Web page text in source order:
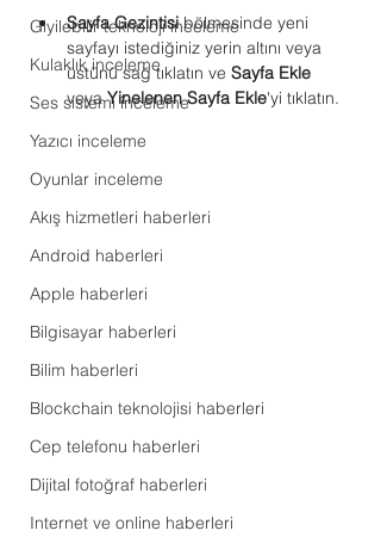
Giyilebilir teknoloji inceleme
Kulaklık inceleme
Ses sistemi inceleme
Yazıcı inceleme
Oyunlar inceleme
Akış hizmetleri haberleri
Android haberleri
Apple haberleri
Bilgisayar haberleri
Bilim haberleri
Blockchain teknolojisi haberleri
Cep telefonu haberleri
Dijital fotoğraf haberleri
Internet ve online haberleri
Sayfa Gezintisi bölmesinde yeni
sayfayı istediğiniz yerin altını veya
üstünü sağ tıklatın ve Sayfa Ekle
veya Yinelenen Sayfa Ekle'yi tıklatın.